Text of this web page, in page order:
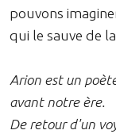
pouvons
qui le sauve de
Arion est un
avant notre ère.
De retour d'un